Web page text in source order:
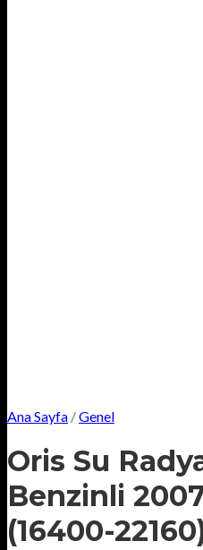
Ana Sayfa /Genel
Oris Su
Benzinli
(16400-